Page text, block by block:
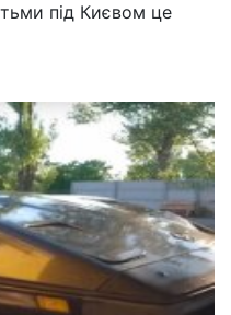
під Києвом це